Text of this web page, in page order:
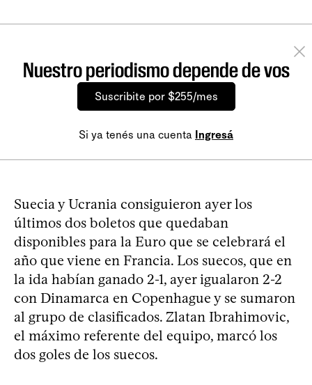
Nuestro periodismo depende de vos
Suscribite por $255/mes
Si ya tenés una cuenta Ingresá
Suecia y Ucrania consiguieron ayer los
últimos dos boletos que quedaban
disponibles para la Euro que se celebrará el
año que viene en Francia. Los suecos, que en
la ida habían ganado 2-1, ayer igualaron 2-2
con Dinamarca en Copenhague y se sumaron
al grupo de clasificados. Zlatan Ibrahimovic,
el máximo referente del equipo, marcó los
dos goles de los suecos.